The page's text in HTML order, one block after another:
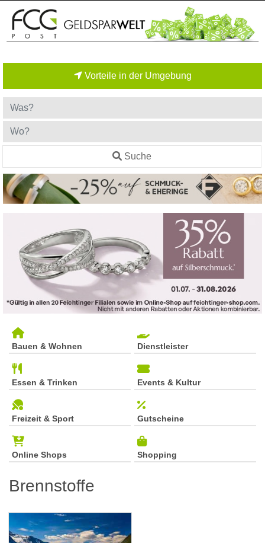
Vorteile in der Umgebung
Suche
Bauen & Wohnen Dienstleister
Essen & Trinken Events & Kultur
Freizeit & Sport Gutscheine
Online Shops Shopping
Brennstoffe